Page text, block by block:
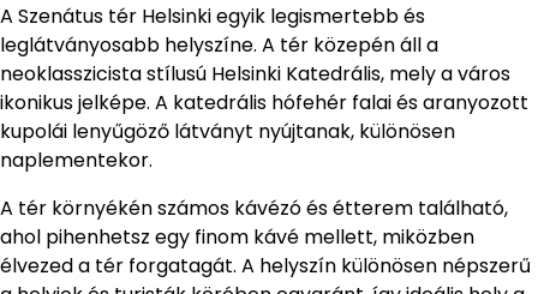
A Szenátus tér Helsinki egyik legismertebb és
leglátványosabb helyszíne. A tér közepén áll a
neoklasszicista stílusú Helsinki Katedrális, mely a város
ikonikus jelképe. A katedrális hófehér falai és aranyozott
kupolái lenyűgöző látványt nyújtanak, különösen
naplementekor.
A tér környékén számos kávézó és étterem található,
ahol pihenhetsz egy finom kávé mellett, miközben
élvezed a tér forgatagát. A helyszín különösen népszerű